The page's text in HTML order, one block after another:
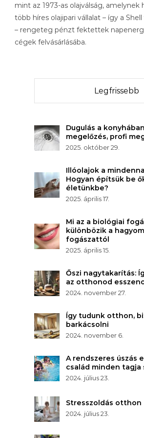
mint az 1973-as olajválság, amelynek
több híres olajipari vállalat – így a
– rengeteg pénzt fektettek
cégek felvásárlásába.
Legfrissebb
Dugulás a
megelőzés, profi
2025. október 29.
Illóolajok a
Hogyan építsük be
életünkbe?
2025. április 17.
Mi az a biológiai
különbözik a
fogászattól
2025. április 15.
Őszi nagytakarítás:
az otthonod
2024. november 27.
Így tudunk otthon,
barkácsolni
2024. november 6.
A rendszeres úszás
család minden tagja
2024. július 23.
Stresszoldás otthon
2024. július 23.